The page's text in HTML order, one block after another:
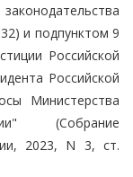
и подпунктом 9
Российской
Российской
Министерства
(Собрание
2023, N 3, ст.